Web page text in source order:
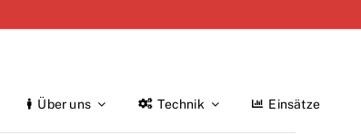
Über uns Technik Einsätze